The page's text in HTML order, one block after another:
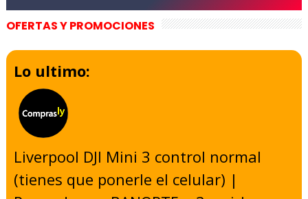
OFERTAS Y PROMOCIONES
Lo ultimo:
Liverpool DJI Mini 3 control normal
(tienes que ponerle el celular) |